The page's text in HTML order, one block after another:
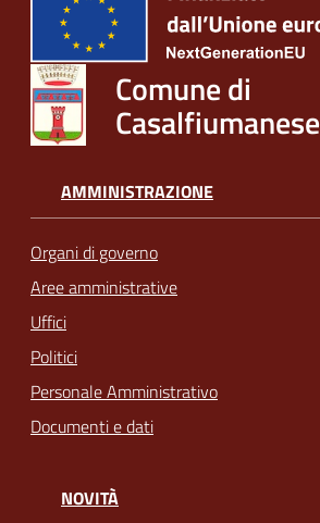
Comune di
Casalfiumanese
AMMINISTRAZIONE
Organi di governo
Aree amministrative
Uffici
Politici
Personale Amministrativo
Documenti e dati
NOVITÀ